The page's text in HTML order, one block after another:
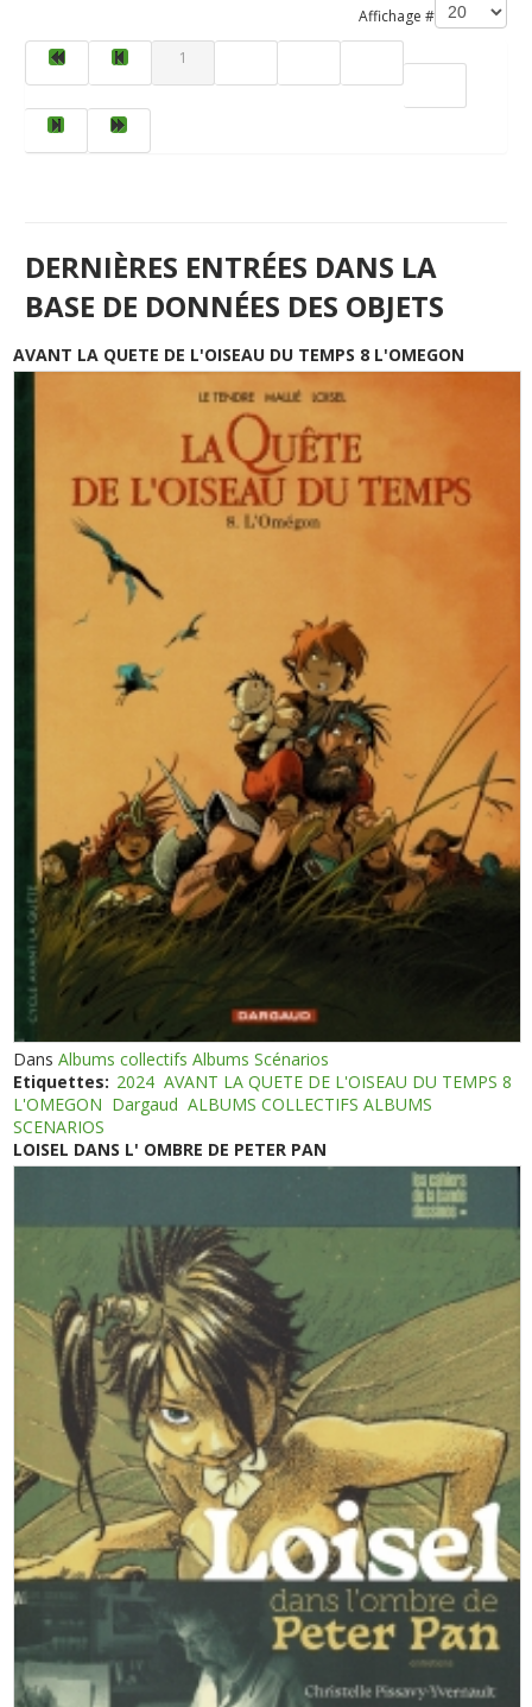
Affichage #
1
DERNIÈRES ENTRÉES DANS LA
BASE DE DONNÉES DES OBJETS
AVANT LA QUETE DE L'OISEAU DU TEMPS 8 L'OMEGON
DansAlbums collectifs Albums Scénarios
Etiquettes: 2024 AVANT LA QUETE DE L'OISEAU DU TEMPS 8
L'OMEGON Dargaud ALBUMS COLLECTIFS ALBUMS
SCENARIOS
LOISEL DANS L' OMBRE DE PETER PAN